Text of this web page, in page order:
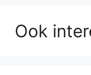
Ook